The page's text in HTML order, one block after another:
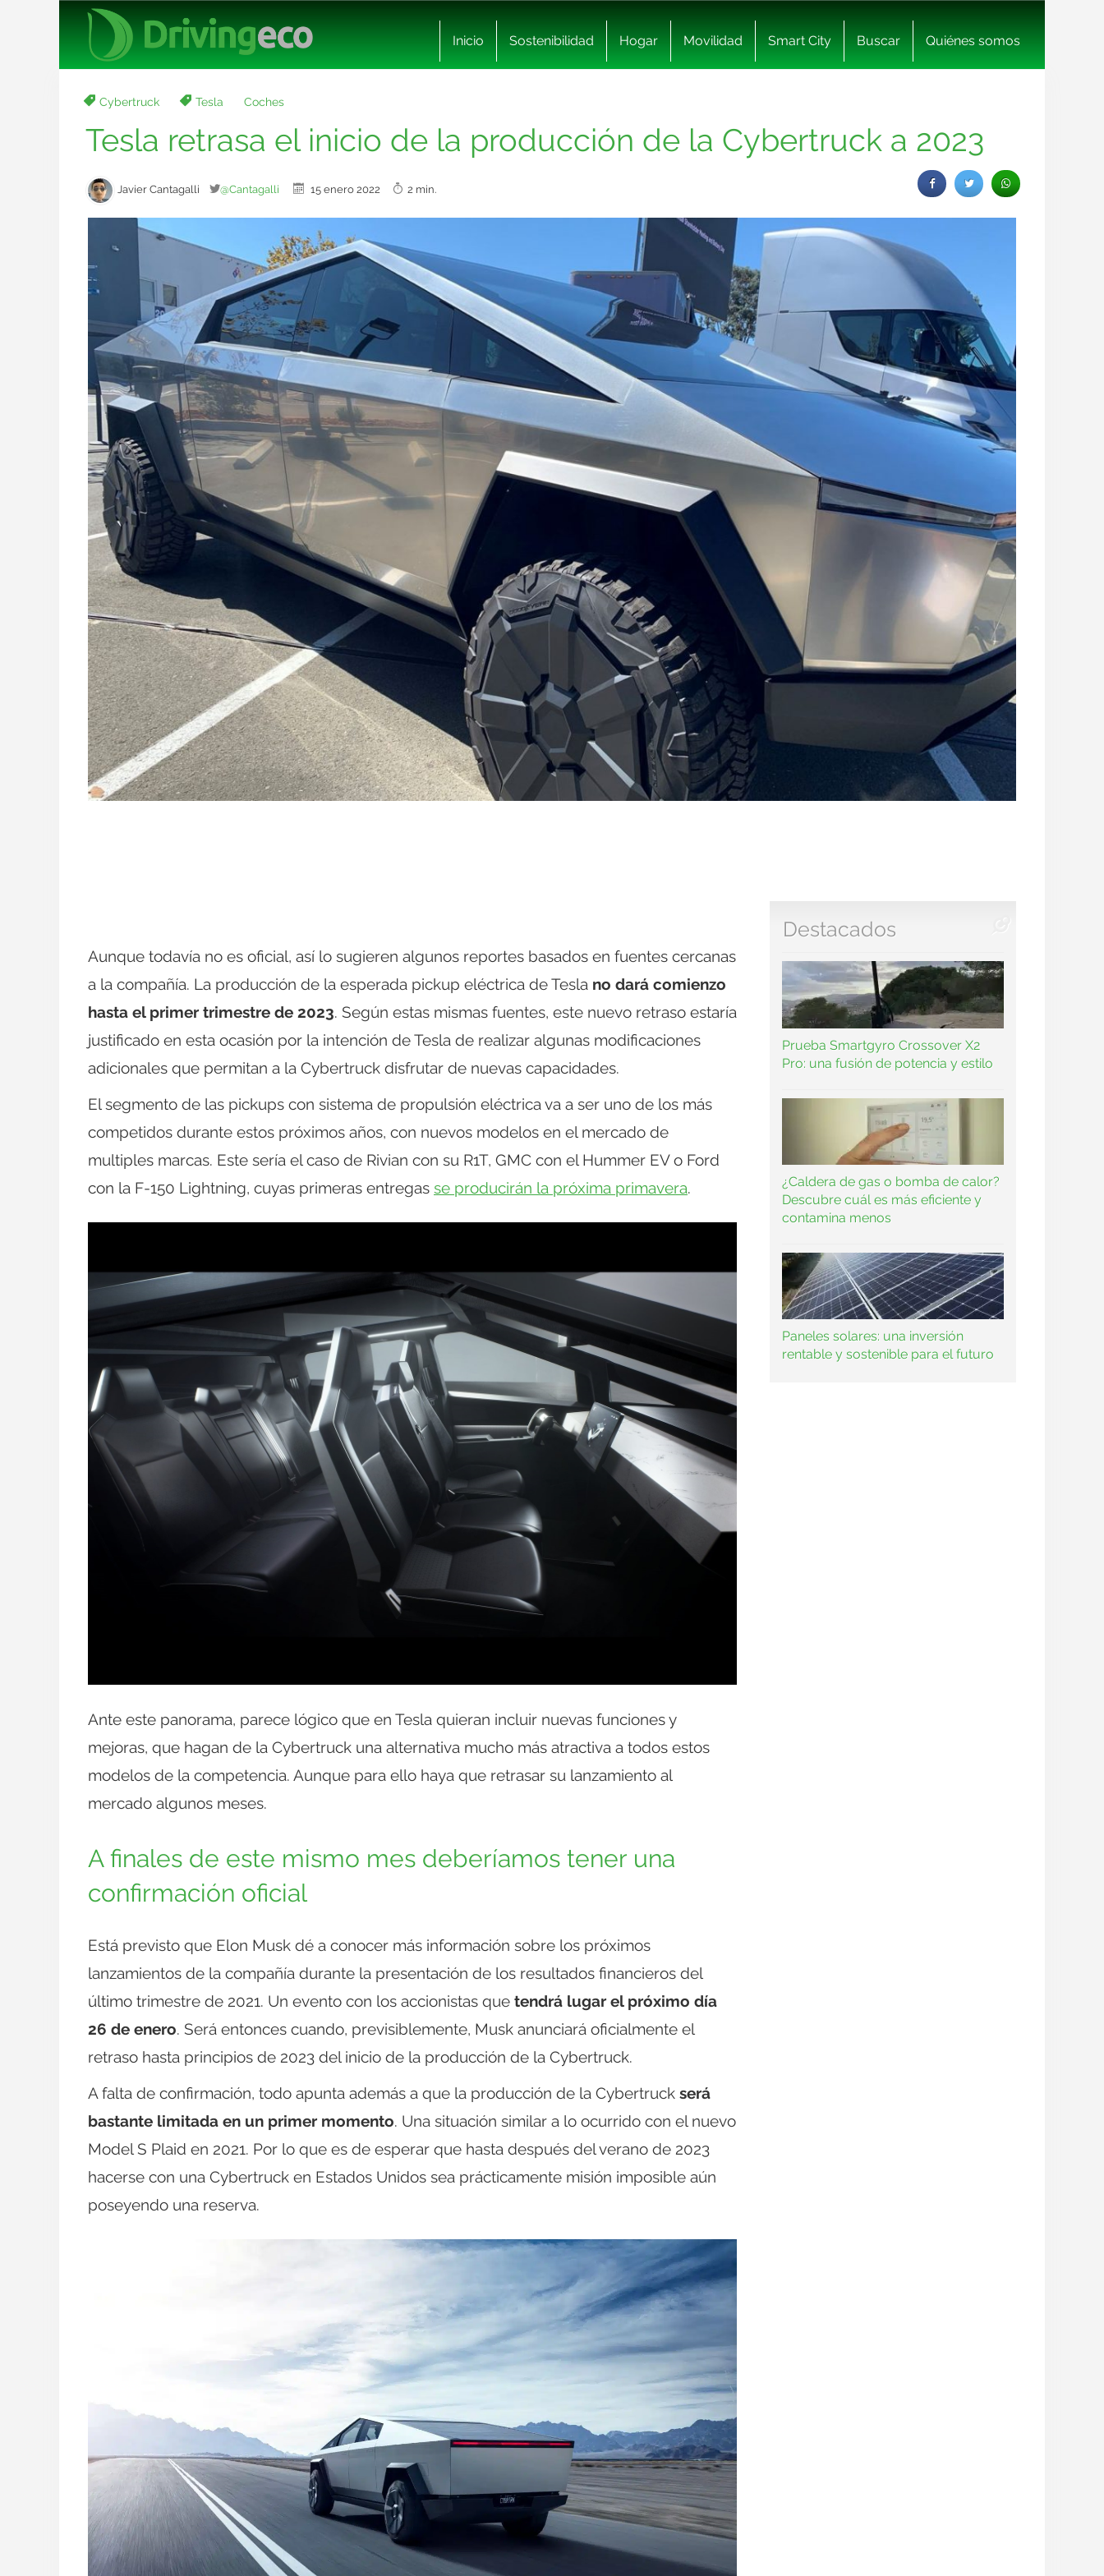
Inicio Sostenibilidad Hogar Movilidad Smart City Buscar Quiénes somos
Cybertruck Tesla Coches
Tesla retrasa el inicio de la producción de la Cybertruck a 2023
Javier Cantagalli @Cantagalli 15 enero 2022 2 min.
Aunque todavía no es oficial, así lo sugieren algunos reportes basados en fuentes cercanas
a la compañía. La producción de la esperada pickup eléctrica de Tesla no dará comienzo
hasta el primer trimestre de 2023. Según estas mismas fuentes, este nuevo retraso estaría
justificado en esta ocasión por la intención de Tesla de realizar algunas modificaciones
adicionales que permitan a la Cybertruck disfrutar de nuevas capacidades.
El segmento de las pickups con sistema de propulsión eléctrica va a ser uno de los más
competidos durante estos próximos años, con nuevos modelos en el mercado de
multiples marcas. Este sería el caso de Rivian con su R1T, GMC con el Hummer EV o Ford
con la F-150 Lightning, cuyas primeras entregas se producirán la próxima primavera.
Ante este panorama, parece lógico que en Tesla quieran incluir nuevas funciones y
mejoras, que hagan de la Cybertruck una alternativa mucho más atractiva a todos estos
modelos de la competencia. Aunque para ello haya que retrasar su lanzamiento al
mercado algunos meses.
A finales de este mismo mes deberíamos tener una
confirmación oficial
Está previsto que Elon Musk dé a conocer más información sobre los próximos
lanzamientos de la compañía durante la presentación de los resultados financieros del
último trimestre de 2021. Un evento con los accionistas que tendrá lugar el próximo día
26 de enero. Será entonces cuando, previsiblemente, Musk anunciará oficialmente el
retraso hasta principios de 2023 del inicio de la producción de la Cybertruck.
A falta de confirmación, todo apunta además a que la producción de la Cybertruck será
bastante limitada en un primer momento. Una situación similar a lo ocurrido con el nuevo
Model S Plaid en 2021. Por lo que es de esperar que hasta después del verano de 2023
hacerse con una Cybertruck en Estados Unidos sea prácticamente misión imposible aún
poseyendo una reserva.
Destacados
Prueba Smartgyro Crossover X2
Pro: una fusión de potencia y estilo
¿Caldera de gas o bomba de calor?
Descubre cuál es más eficiente y
contamina menos
Paneles solares: una inversión
rentable y sostenible para el futuro